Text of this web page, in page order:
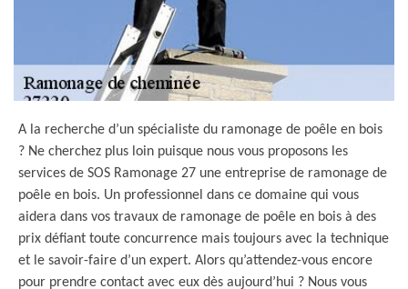
A la recherche d’un spécialiste du ramonage de poêle en bois
? Ne cherchez plus loin puisque nous vous proposons les
services de SOS Ramonage 27 une entreprise de ramonage de
poêle en bois. Un professionnel dans ce domaine qui vous
aidera dans vos travaux de ramonage de poêle en bois à des
prix défiant toute concurrence mais toujours avec la technique
et le savoir-faire d’un expert. Alors qu’attendez-vous encore
pour prendre contact avec eux dès aujourd’hui ? Nous vous